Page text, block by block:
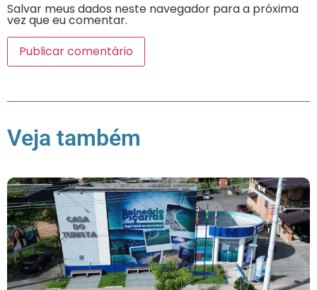
Salvar meus dados neste navegador para a próxima
vez que eu comentar.
Veja também